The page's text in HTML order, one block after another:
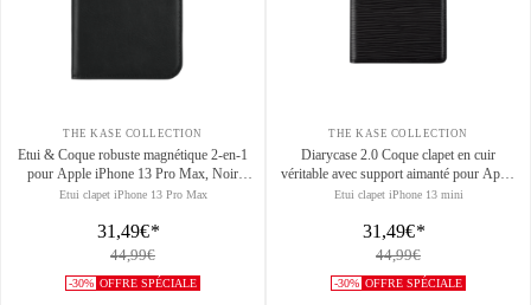
THE KASE COLLECTION
Etui & Coque robuste magnétique 2-en-1
pour Apple iPhone 13 Pro Max, Noir
Onyx
Etui clapet iPhone 13 Pro Max
31,49€*
44,99€
-30% OFFRE SPÉCIALE
THE KASE COLLECTION
Diarycase 2.0 Coque clapet en cuir
véritable avec support aimanté pour Apple
iPhone 13 mini, Noir Minuit
Etui clapet iPhone 13 mini
31,49€*
44,99€
-30% OFFRE SPÉCIALE